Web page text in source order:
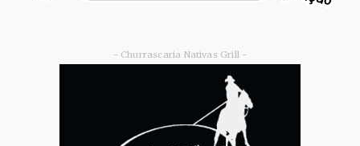
- Churrascaria Nativas Grill -